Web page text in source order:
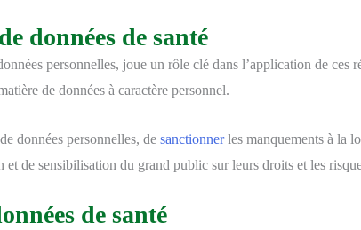
données de santé
personnelles, joue un rôle clé dans l’application de ces
de données à caractère personnel.
données personnelles, de sanctionnerles manquements à la
de sensibilisation du grand public sur leurs droits et les
de santé